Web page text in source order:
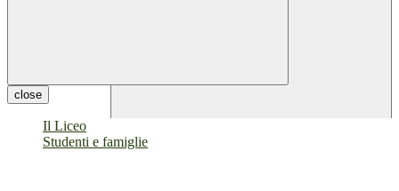
close
Il Liceo
Studenti e famiglie